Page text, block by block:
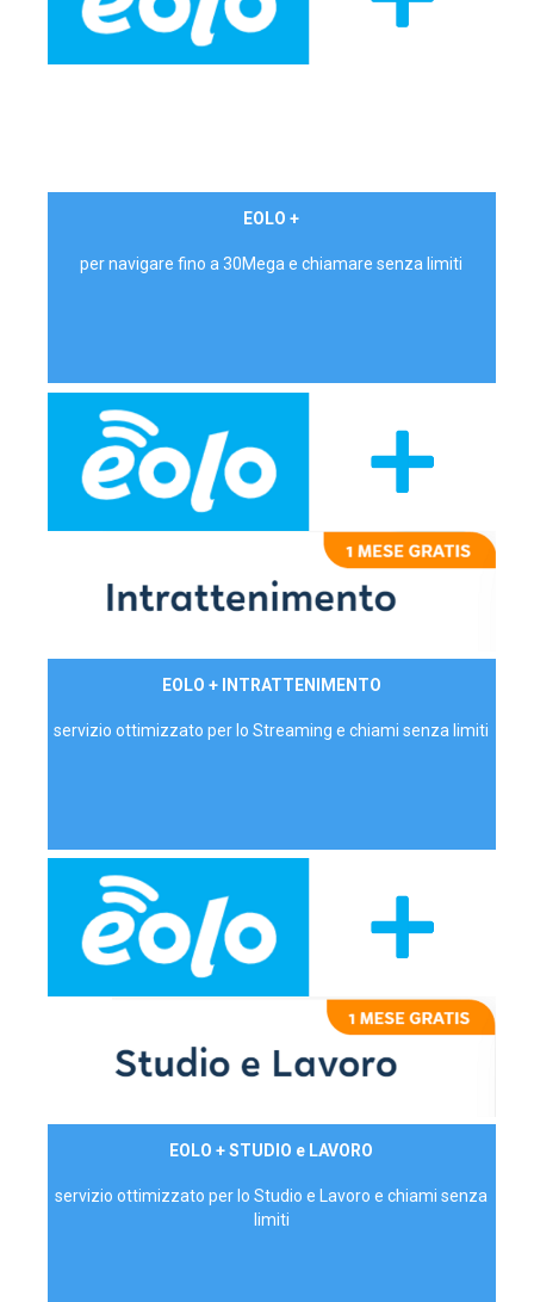
EOLO +
per navigare fino a 30Mega e chiamare senza limiti
EOLO + INTRATTENIMENTO
servizio ottimizzato per lo Streaming e chiami senza limiti
EOLO + STUDIO e LAVORO
servizio ottimizzato per lo Studio e Lavoro e chiami senza
limiti